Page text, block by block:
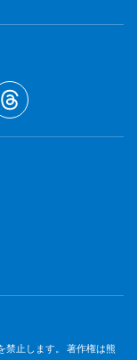
禁止します。 著作権は熊